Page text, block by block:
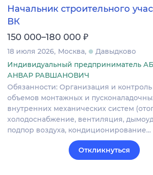
Начальник строительного
ВК
150 000–180 000 ₽
18 июля 2026 Москва
Давыдково
Индивидуальный предприниматель
АНВАР РАВШАНОВИЧ
Обязанности: Организация и
объемов монтажных и
внутренних механических систем
холодоснабжение, вентиляция,
подпор воздуха, кондиционирование…
Откликнуться